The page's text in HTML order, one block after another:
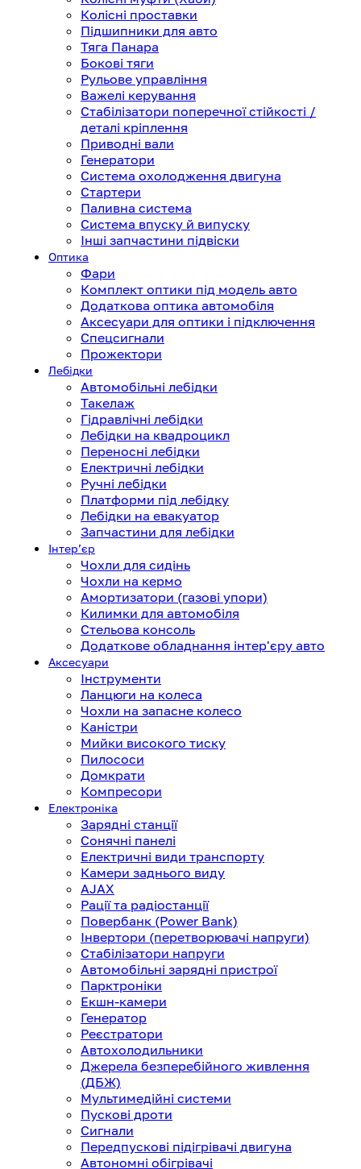
Колісні проставки
Підшипники для авто
Тяга Панара
Бокові тяги
Рульове управління
Важелі керування
Стабілізатори поперечної стійкості /
деталі кріплення
Приводні вали
Генератори
Система охолодження двигуна
Стартери
Паливна система
Система впуску й випуску
Інші запчастини підвіски
Оптика
Фари
Комплект оптики під модель авто
Додаткова оптика автомобіля
Аксесуари для оптики і підключення
Спецсигнали
Прожектори
Лебідки
Автомобільні лебідки
Такелаж
Гідравлічні лебідки
Лебідки на квадроцикл
Переносні лебідки
Електричні лебідки
Ручні лебідки
Платформи під лебідку
Лебідки на евакуатор
Запчастини для лебідки
Інтерʼєр
Чохли для сидінь
Чохли на кермо
Амортизатори (газові упори)
Килимки для автомобіля
Стельова консоль
Додаткове обладнання інтер'єру авто
Аксесуари
Інструменти
Ланцюги на колеса
Чохли на запасне колесо
Каністри
Мийки високого тиску
Пилососи
Домкрати
Компресори
Електроніка
Зарядні станції
Сонячні панелі
Електричні види транспорту
Камери заднього виду
AJAX
Рації та радіостанції
Повербанк (Power Bank)
Інвертори (перетворювачі напруги)
Стабілізатори напруги
Автомобільні зарядні пристрої
Парктроніки
Екшн-камери
Генератор
Реєстратори
Автохолодильники
Джерела безперебійного живлення
(ДБЖ)
Мультимедійні системи
Пускові дроти
Сигнали
Передпускові підігрівачі двигуна
Автономні обігрівачі